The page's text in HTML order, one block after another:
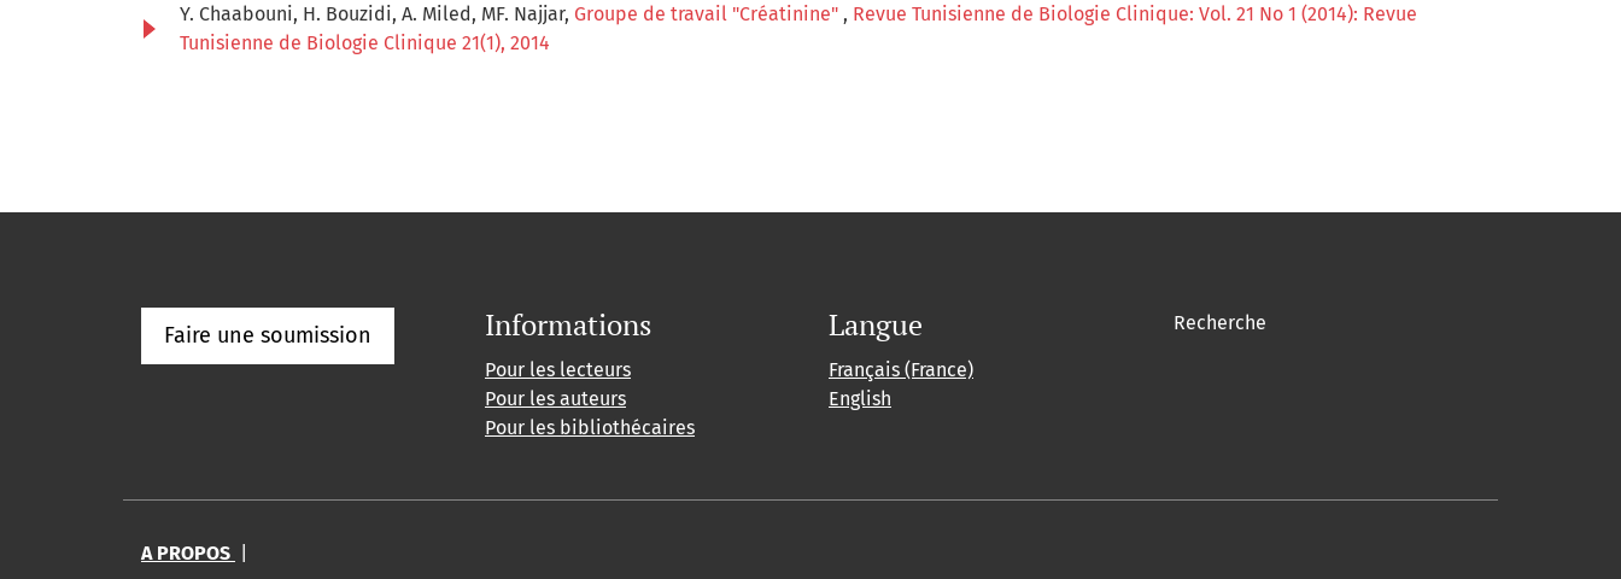
Y. Chaabouni, H. Bouzidi, A. Miled, MF. Najjar, Groupe de travail "Créatinine" , Revue Tunisienne de Biologie Clinique: Vol. 21 No 1 (2014): Revue
Tunisienne de Biologie Clinique 21(1), 2014
Faire une soumission Informations
Pour les lecteurs
Pour les auteurs
Pour les bibliothécaires
Langue
Français (France)
English
Recherche
A PROPOS